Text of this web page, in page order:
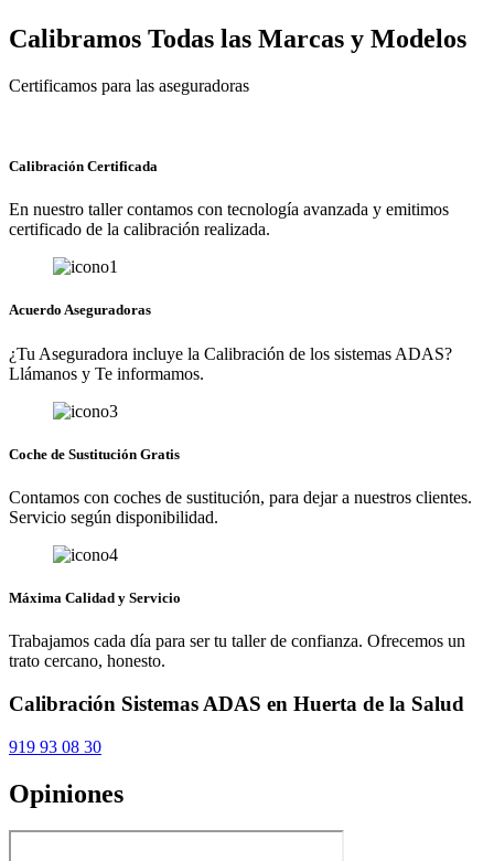
Calibramos Todas las Marcas y Modelos
Certificamos para las aseguradoras
Calibración Certificada
En nuestro taller contamos con tecnología avanzada y emitimos
certificado de la calibración realizada.
Acuerdo Aseguradoras
¿Tu Aseguradora incluye la Calibración de los sistemas ADAS?
Llámanos y Te informamos.
Coche de Sustitución Gratis
Contamos con coches de sustitución, para dejar a nuestros clientes.
Servicio según disponibilidad.
Máxima Calidad y Servicio
Trabajamos cada día para ser tu taller de confianza. Ofrecemos un
trato cercano, honesto.
Calibración Sistemas ADAS en Huerta de la Salud
919 93 08 30
Opiniones